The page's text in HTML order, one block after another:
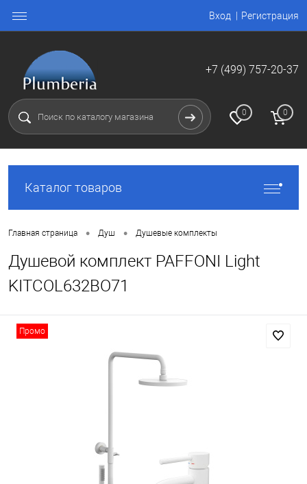
Вход Регистрация
+7 (499) 757-20-37
0 0
Каталог товаров
Главная страница • Душ • Душевые комплекты
Душевой комплект PAFFONI Light
KITCOL632BO71
Промо